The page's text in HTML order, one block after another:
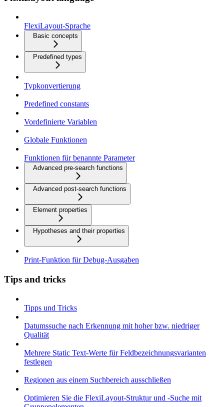
FlexiLayout-Sprache
Basic concepts
Predefined types
Typkonvertierung
Predefined constants
Vordefinierte Variablen
Globale Funktionen
Funktionen für benannte Parameter
Advanced pre-search functions
Advanced post-search functions
Element properties
Hypotheses and their properties
Print-Funktion für Debug-Ausgaben
Tips and tricks
Tipps und Tricks
Datumssuche nach Erkennung mit hoher bzw. niedriger
Qualität
Mehrere Static Text-Werte für Feldbezeichnungsvarianten
festlegen
Regionen aus einem Suchbereich ausschließen
Optimieren Sie die FlexiLayout-Struktur und -Suche mit